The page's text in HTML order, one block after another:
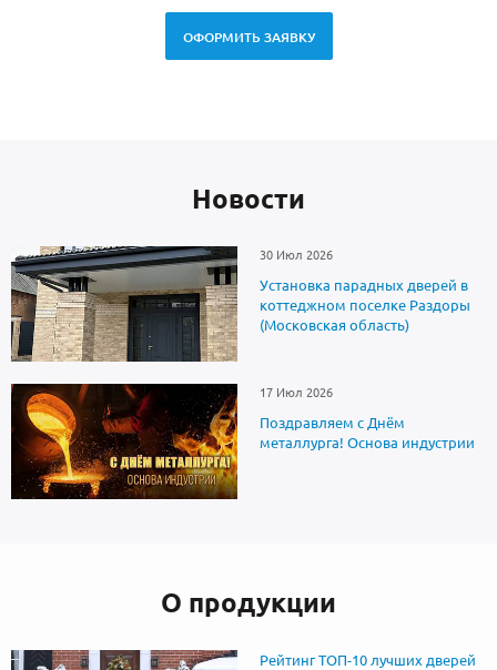
ОФОРМИТЬ ЗАЯВКУ
Новоcти
30 Июл 2026
Установка парадных дверей в
коттеджном поселке Раздоры
(Московская область)
17 Июл 2026
Поздравляем с Днём
металлурга! Основа индустрии
О продукции
Рейтинг ТОП-10 лучших дверей